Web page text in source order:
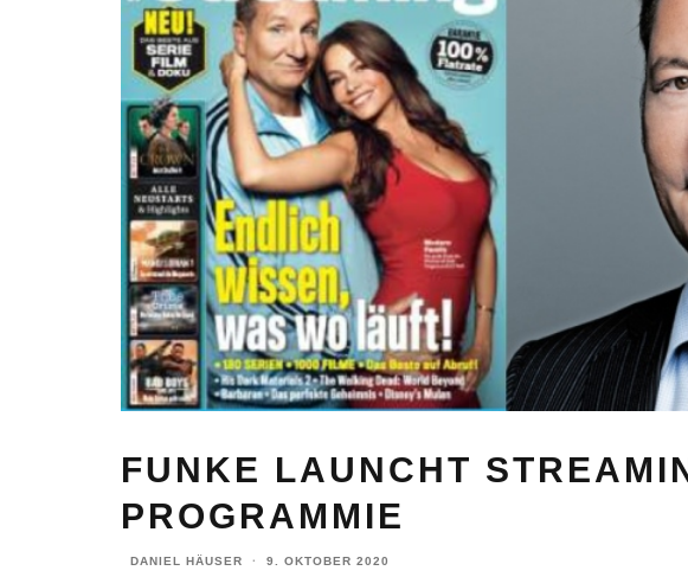
FUNKE LAUNCHT
PROGRAMMIE
DANIEL HÄUSER · 9. OKTOBER 2020